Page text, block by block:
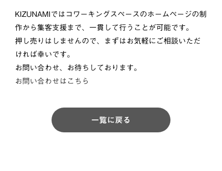
KIZUNAMIではコワーキングスペースのホームページの制
作から集客支援まで、一貫して行うことが可能です。
押し売りはしませんので、まずはお気軽にご相談いただ
ければ幸いです。
お問い合わせ、お待ちしております。
お問い合わせはこちら
一覧に戻る